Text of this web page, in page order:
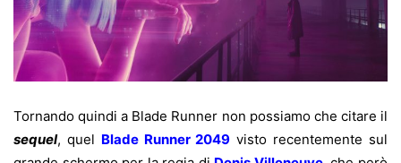
Tornando quindi a Blade Runner non possiamo che citare il
sequel, quel Blade Runner 2049 visto recentemente sul